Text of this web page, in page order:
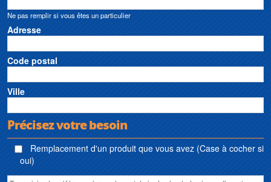
Ne pas remplir si vous êtes un particulier
Adresse
Code postal
Ville
Précisez votre besoin
Remplacement d'un produit que vous avez (Case à cocher si
oui)